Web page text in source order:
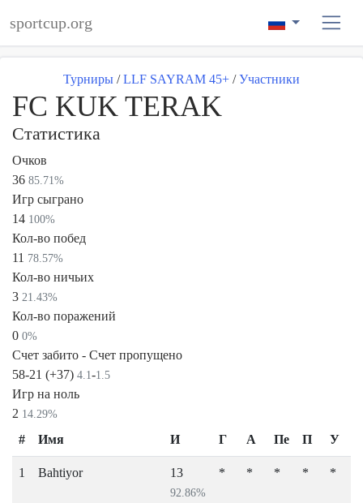
sportcup.org
Турниры / LLF SAYRAM 45+ / Участники
FC KUK TERAK
Статистика
Очков
36 85.71%
Игр сыграно
14 100%
Кол-во побед
11 78.57%
Кол-во ничьих
3 21.43%
Кол-во поражений
0 0%
Счет забито - Счет пропущено
58-21 (+37) 4.1-1.5
Игр на ноль
2 14.29%
# Имя И Г А Пе П У
1 Bahtiyor 13
92.86%
* * * * *